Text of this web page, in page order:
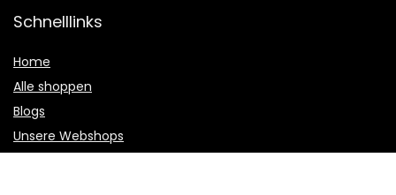
Schnelllinks
Home
Alle shoppen
Blogs
Unsere Webshops